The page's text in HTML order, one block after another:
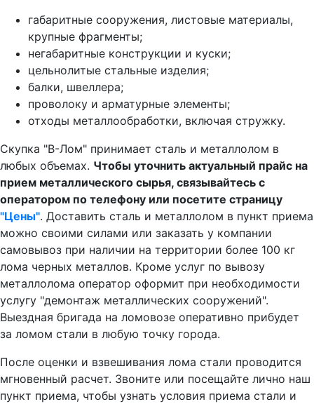
габаритные сооружения, листовые материалы,
крупные фрагменты;
негабаритные конструкции и куски;
цельнолитые стальные изделия;
балки, швеллера;
проволоку и арматурные элементы;
отходы металлообработки, включая стружку.
Скупка "В-Лом" принимает сталь и металлолом в
любых объемах. Чтобы уточнить актуальный прайс на
прием металлического сырья, связывайтесь с
оператором по телефону или посетите страницу
"Цены". Доставить сталь и металлолом в пункт приема
можно своими силами или заказать у компании
самовывоз при наличии на территории более 100 кг
лома черных металлов. Кроме услуг по вывозу
металлолома оператор оформит при необходимости
услугу "демонтаж металлических сооружений".
Выездная бригада на ломовозе оперативно прибудет
за ломом стали в любую точку города.
После оценки и взвешивания лома стали проводится
мгновенный расчет. Звоните или посещайте лично наш
пункт приема, чтобы узнать условия приема стали и